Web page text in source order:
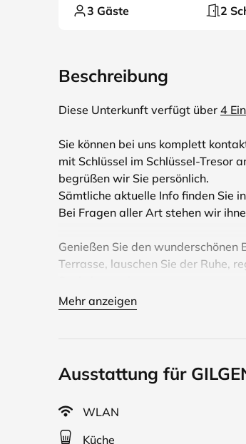
3 Gäste 2
Beschreibung
Diese Unterkunft verfügt über 4
Sie können bei uns komplett
mit Schlüssel im Schlüssel-Tresor
begrüßen wir Sie persönlich.
Sämtliche aktuelle Info finden Sie
Bei Fragen aller Art stehen wir
Genießen Sie den
Terrasse, lauschen Sie der Ruhe,
Sie können Ihr Fahrrad
leihen, unsere gut ausgebauten
Zu Touren beraten wir Sie gern,
Mehr anzeigen
Ausstattung für
WLAN
Küche